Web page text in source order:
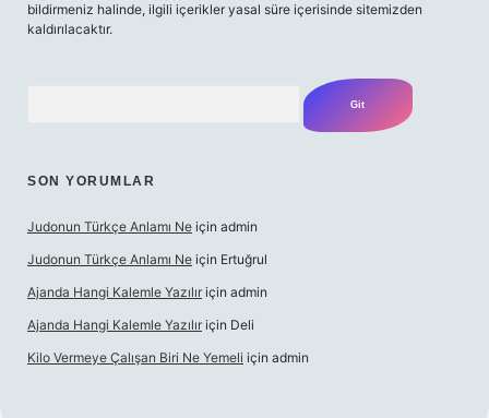
bildirmeniz halinde, ilgili içerikler yasal süre içerisinde sitemizden
kaldırılacaktır.
SON YORUMLAR
Judonun Türkçe Anlamı Ne için admin
Judonun Türkçe Anlamı Ne için Ertuğrul
Ajanda Hangi Kalemle Yazılır için admin
Ajanda Hangi Kalemle Yazılır için Deli
Kilo Vermeye Çalışan Biri Ne Yemeli için admin